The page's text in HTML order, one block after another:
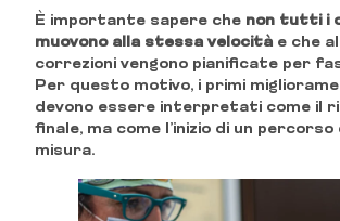
È importante sapere che non tutti i
muovono alla stessa velocità e che
correzioni vengono pianificate per
Per questo motivo, i primi
devono essere interpretati come il
finale, ma come l’inizio di un
misura.